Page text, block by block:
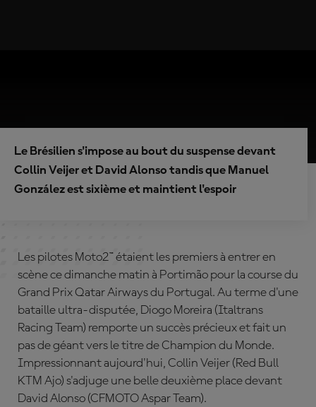
Le Brésilien s'impose au bout du suspense devant
Collin Veijer et David Alonso tandis que Manuel
González est sixième et maintient l'espoir
Les pilotes Moto2™ étaient les premiers à entrer en
scène ce dimanche matin à Portimão pour la course du
Grand Prix Qatar Airways du Portugal. Au terme d'une
bataille ultra-disputée, Diogo Moreira (Italtrans
Racing Team) remporte un succès précieux et fait un
pas de géant vers le titre de Champion du Monde.
Impressionnant aujourd'hui, Collin Veijer (Red Bull
KTM Ajo) s'adjuge une belle deuxième place devant
David Alonso (CFMOTO Aspar Team).